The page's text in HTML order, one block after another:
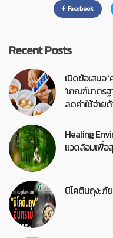
Facebook
Recent Posts
เปิดข้อเสนอ
‘เกณฑ์มาตรฐ
ลดค่าใช้จ่าย
Healing
แวดล้อมเพื่อ
นิโคตินถุง: ภั